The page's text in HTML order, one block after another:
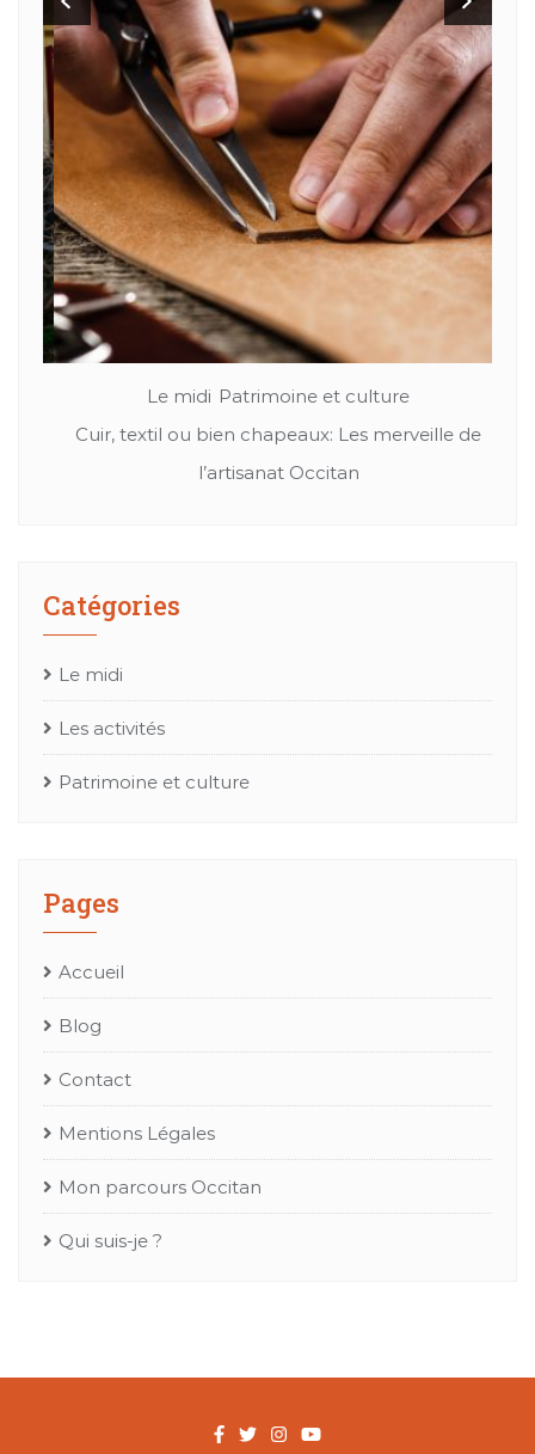
Le midi Patrimoine et culture
Cuir, textil ou bien chapeaux: Les merveille de
l’artisanat Occitan
Catégories
Le midi
Les activités
Patrimoine et culture
Pages
Accueil
Blog
Contact
Mentions Légales
Mon parcours Occitan
Qui suis-je ?